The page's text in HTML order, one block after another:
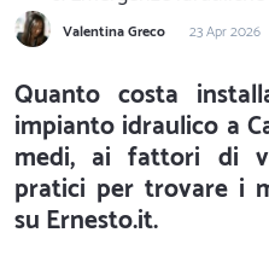
Valentina Greco 23 Apr 2026
Quanto costa
impianto idraulico a
medi, ai fattori di
pratici per trovare i
su Ernesto.it.